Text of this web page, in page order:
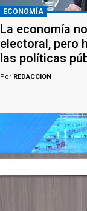
ECONOMÍA
La economía
electoral, pero
las políticas
Por REDACCION